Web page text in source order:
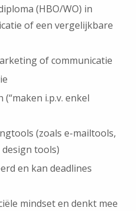
(HBO/WO) in
of een vergelijkbare
of communicatie
i.p.v. enkel
(zoals e-mailtools,
design tools)
en kan deadlines
mindset en denkt mee